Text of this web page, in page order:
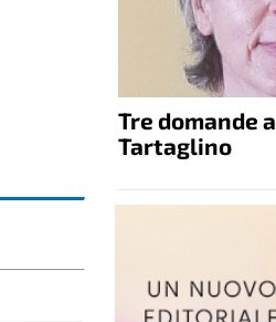
Tre domande
Tartaglino